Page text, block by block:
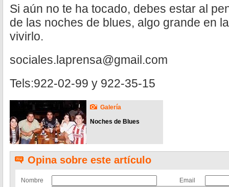
Si aún no te ha tocado, debes estar al
de las noches de blues, algo grande en
vivirlo.
sociales.laprensa@gmail.com
Tels:922-02-99 y 922-35-15
Galería
Noches de Blues
Opina sobre este artículo
Nombre
Email